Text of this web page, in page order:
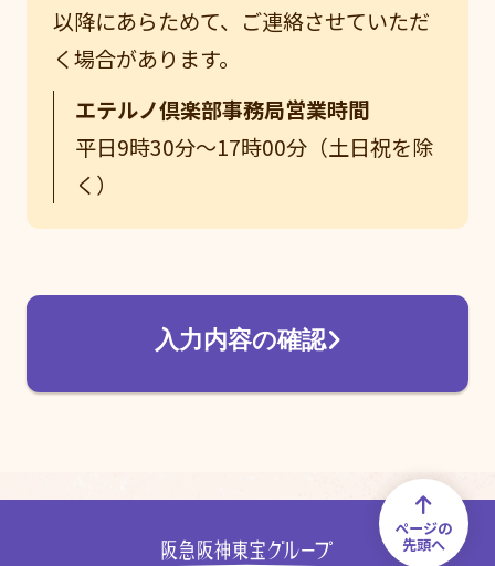
以降にあらためて、ご連絡させていただ
く場合があります。
エテルノ倶楽部事務局営業時間
平日9時30分～17時00分（土日祝を除
く）
human,
入力内容の確認
ページの
先頭へ